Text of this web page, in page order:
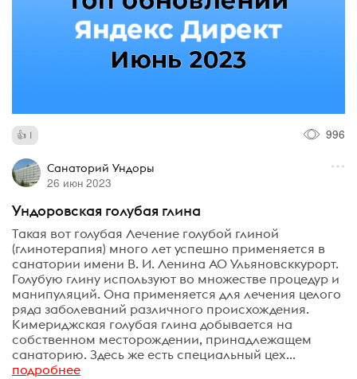
1 996
Санаторий Ундоры
26 июн 2023
Ундоровская голубая глина
Такая вот голубая Лечение голубой глиной
(глинотерапия) много лет успешно применяется в
санатории имени В. И. Ленина АО Ульяновсккурорт.
Голубую глину используют во множестве процедур и
манипуляций. Она применяется для лечения целого
ряда заболеваний различного происхождения.
Кимериджская голубая глина добывается на
собственном месторождении, принадлежащем
санаторию. Здесь же есть специальный цех...
подробнее